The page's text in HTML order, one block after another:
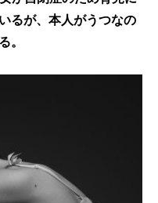
るが、本人がうつなの
。